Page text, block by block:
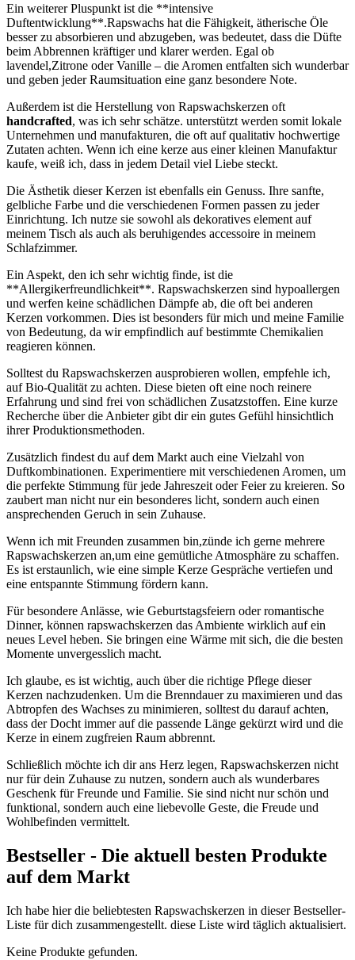
Ein weiterer Pluspunkt ist die‌ **intensive
Duftentwicklung**.Rapswachs hat die ​Fähigkeit, ätherische Öle
besser zu absorbieren und abzugeben, was bedeutet, dass die Düfte
beim Abbrennen kräftiger und klarer⁤ werden. Egal ob ​
lavendel,Zitrone oder Vanille – die⁤ Aromen entfalten sich wunderbar
und geben jeder Raumsituation eine ganz besondere Note.
Außerdem ist die Herstellung von⁤ Rapswachskerzen oft
handcrafted, was ich sehr schätze.‍ unterstützt ⁢werden somit lokale
‍Unternehmen und manufakturen, die oft‍ auf qualitativ hochwertige
Zutaten achten. Wenn ⁤ich eine kerze aus ⁣einer kleinen Manufaktur
kaufe, weiß ich, dass in jedem Detail viel‌ Liebe steckt.
Die Ästhetik dieser Kerzen ist ebenfalls ⁢ein Genuss. Ihre sanfte,
gelbliche Farbe⁣ und die verschiedenen Formen passen zu jeder
Einrichtung. Ich nutze sie sowohl als⁣ dekoratives ⁢element auf
meinem Tisch als auch als beruhigendes accessoire in meinem​
Schlafzimmer.
Ein Aspekt, den ich sehr wichtig finde, ist die
**Allergikerfreundlichkeit**. Rapswachskerzen sind ⁢hypoallergen
und werfen keine⁤ schädlichen Dämpfe ⁣ab, die oft⁤ bei anderen
Kerzen vorkommen. Dies ist besonders für mich ​und meine Familie
von ⁢Bedeutung, da wir empfindlich auf bestimmte ‍Chemikalien
reagieren können.
Solltest du Rapswachskerzen ausprobieren wollen, empfehle ich,
auf Bio-Qualität zu⁣ achten. Diese bieten oft eine noch reinere
Erfahrung​ und sind frei von schädlichen Zusatzstoffen. Eine⁣ kurze
Recherche über die Anbieter gibt dir ein gutes Gefühl hinsichtlich
ihrer Produktionsmethoden.
Zusätzlich findest du auf dem Markt auch eine Vielzahl von
Duftkombinationen. Experimentiere mit verschiedenen Aromen,‍ um
die ‍perfekte Stimmung ⁣für jede Jahreszeit oder Feier zu kreieren. So
zaubert man nicht​ nur ein besonderes licht, sondern auch einen
ansprechenden Geruch in sein Zuhause.
Wenn ich mit Freunden zusammen bin,zünde ich gerne mehrere
Rapswachskerzen an,um eine gemütliche ‍Atmosphäre zu ⁢schaffen.‌
Es ist erstaunlich, wie‌ eine simple Kerze Gespräche vertiefen und
eine entspannte Stimmung fördern kann.
Für besondere Anlässe, wie Geburtstagsfeiern oder romantische
Dinner, können rapswachskerzen das Ambiente‍ wirklich auf ein
neues Level heben. Sie bringen eine Wärme mit sich, die die besten
Momente unvergesslich macht.
Ich glaube, ‌es ist⁤ wichtig, auch ‌über ⁣die richtige Pflege dieser
Kerzen nachzudenken. Um die⁤ Brenndauer zu maximieren und‍ das
Abtropfen‌ des ⁤Wachses zu minimieren, solltest du darauf achten,
dass der Docht immer auf⁣ die passende Länge gekürzt wird und die
Kerze in einem⁣ zugfreien Raum abbrennt.
Schließlich⁣ möchte ich dir ans Herz legen, Rapswachskerzen nicht
nur für dein⁢ Zuhause zu nutzen, sondern auch als wunderbares
Geschenk für Freunde und Familie. Sie sind nicht nur schön und
funktional, sondern auch eine liebevolle Geste, die Freude und
Wohlbefinden vermittelt.
Bestseller ⁤- Die aktuell besten Produkte ​
auf ⁤dem⁣ Markt
Ich habe hier ‌die beliebtesten Rapswachskerzen in dieser Bestseller-
Liste für dich zusammengestellt. diese Liste wird täglich aktualisiert.
Keine Produkte gefunden.